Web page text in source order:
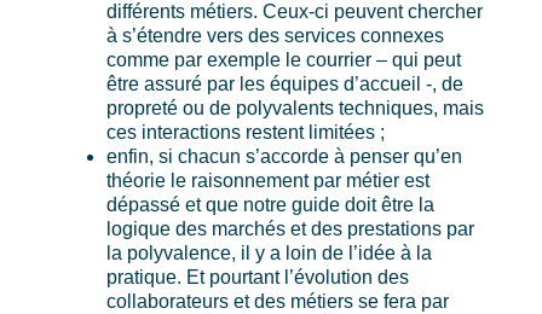
différents métiers. Ceux-ci peuvent chercher
à s’étendre vers des services connexes
comme par exemple le courrier – qui peut
être assuré par les équipes d’accueil -, de
propreté ou de polyvalents techniques, mais
ces interactions restent limitées ;
enfin, si chacun s’accorde à penser qu’en
théorie le raisonnement par métier est
dépassé et que notre guide doit être la
logique des marchés et des prestations par
la polyvalence, il y a loin de l’idée à la
pratique. Et pourtant l’évolution des
collaborateurs et des métiers se fera par